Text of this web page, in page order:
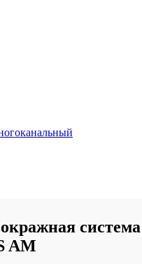
система
AM